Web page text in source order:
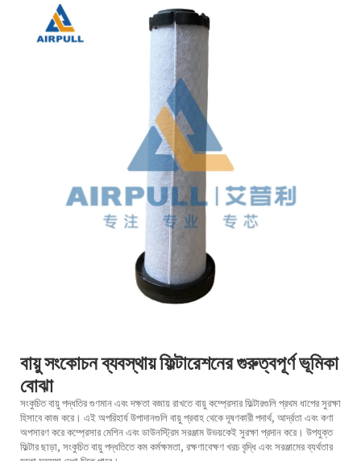
বায়ু সংকোচন ব্যবস্থায় ফিল্টারেশনের গুরুত্বপূর্ণ ভূমিকা
বোঝা
সংকুচিত বায়ু পদ্ধতির গুণমান এবং দক্ষতা বজায় রাখতে বায়ু কম্প্রেসার ফিল্টারগুলি প্রথম ধাপের সুরক্ষা
হিসাবে কাজ করে। এই অপরিহার্য উপাদানগুলি বায়ু প্রবাহ থেকে দূষণকারী পদার্থ, আর্দ্রতা এবং কণা
অপসারণ করে কম্প্রেসার মেশিন এবং ডাউনস্ট্রিম সরঞ্জাম উভয়কেই সুরক্ষা প্রদান করে। উপযুক্ত
ফিল্টার ছাড়া, সংকুচিত বায়ু পদ্ধতিতে কম কর্মক্ষমতা, রক্ষণাবেক্ষণ খরচ বৃদ্ধি এবং সরঞ্জামের ব্যর্থতার